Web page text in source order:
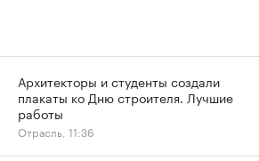
Архитекторы и студенты создали
плакаты ко Дню строителя. Лучшие
работы
Отрасль, 11:36